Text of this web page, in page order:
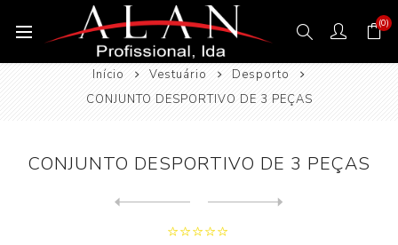
(0)
Início Vestuário
Desporto
CONJUNTO DESPORTIVO DE 3 PEÇAS
CONJUNTO DESPORTIVO DE 3 PEÇAS